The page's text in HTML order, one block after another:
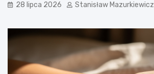
28 lipca 2026 Stanisław Mazurkiewicz